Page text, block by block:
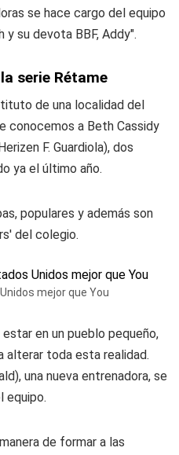
se hace cargo del equipo
su devota BBF, Addy".
serie Rétame
de una localidad del
conocemos a Beth Cassidy
F. Guardiola), dos
ya el último año.
populares y además son
del colegio.
mejor que You
en un pueblo pequeño,
alterar toda esta realidad.
una nueva entrenadora, se
equipo.
de formar a las